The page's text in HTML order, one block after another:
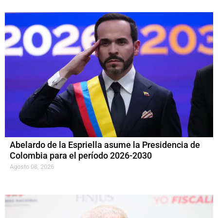
Abelardo de la Espriella asume la Presidencia de
Colombia para el período 2026-2030
Agosto 08, 2026